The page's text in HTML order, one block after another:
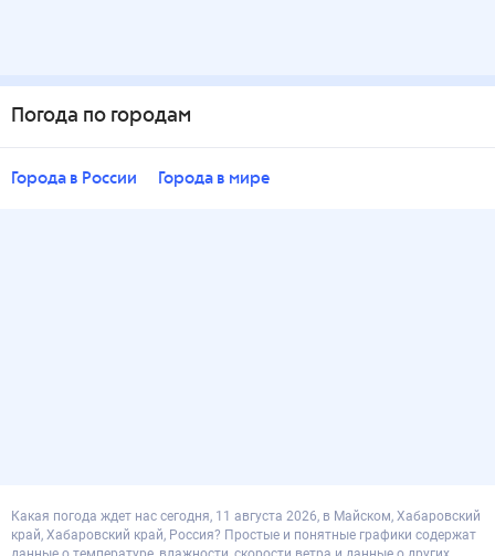
Погода по городам
Города в России Города в мире
Какая погода ждет нас сегодня, 11 августа 2026, в Майском, Хабаровский
край, Хабаровский край, Россия? Простые и понятные графики содержат